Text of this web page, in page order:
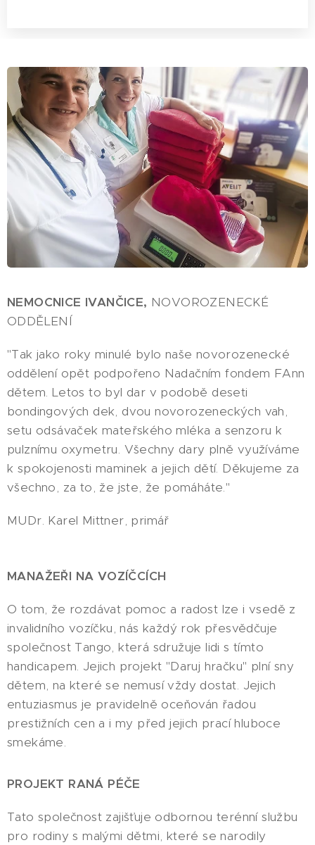
NEMOCNICE IVANČICE, NOVOROZENECKÉ
ODDĚLENÍ
"Tak jako roky minulé bylo naše novorozenecké
oddělení opět podpořeno Nadačním fondem FAnn
dětem. Letos to byl dar v podobě deseti
bondingových dek, dvou novorozeneckých vah,
setu odsávaček mateřského mléka a senzoru k
pulznímu oxymetru. Všechny dary plně využíváme
k spokojenosti maminek a jejich dětí. Děkujeme za
všechno, za to, že jste, že pomáháte."
MUDr. Karel Mittner, primář
MANAŽEŘI NA VOZÍČCÍCH
O tom, že rozdávat pomoc a radost lze i vsedě z
invalidního vozíčku, nás každý rok přesvědčuje
společnost Tango, která sdružuje lidi s tímto
handicapem. Jejich projekt "Daruj hračku" plní sny
dětem, na které se nemusí vždy dostat. Jejich
entuziasmus je pravidelně oceňován řadou
prestižních cen a i my před jejich prací hluboce
smekáme.
PROJEKT RANÁ PÉČE
Tato společnost zajišťuje odbornou terénní službu
pro rodiny s malými dětmi, které se narodily